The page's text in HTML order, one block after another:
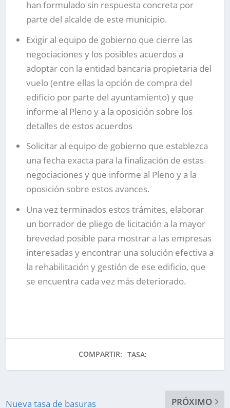
han formulado sin respuesta concreta por
parte del alcalde de este municipio.
Exigir al equipo de gobierno que cierre las
negociaciones y los posibles acuerdos a
adoptar con la entidad bancaria propietaria del
vuelo (entre ellas la opción de compra del
edificio por parte del ayuntamiento) y que
informe al Pleno y a la oposición sobre los
detalles de estos acuerdos
Solicitar al equipo de gobierno que establezca
una fecha exacta para la finalización de estas
negociaciones y que informe al Pleno y a la
oposición sobre estos avances.
Una vez terminados estos trámites, elaborar
un borrador de pliego de licitación a la mayor
brevedad posible para mostrar a las empresas
interesadas y encontrar una solución efectiva a
la rehabilitación y gestión de ese edificio, que
se encuentra cada vez más deteriorado.
COMPARTIR: TASA:
Nueva tasa de basuras PRÓXIMO